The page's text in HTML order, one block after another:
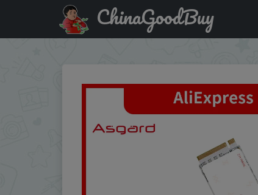
Купити по знижці BVBULMA8JGST Asgard M.2
ChinaGoodBuy